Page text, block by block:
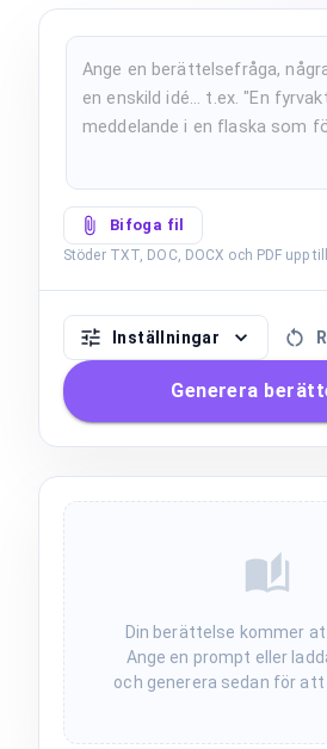
Bifoga fil
Stöder TXT, DOC, DOCX och PDF upp
Inställningar
Generera
Din berättelse kommer
Ange en prompt eller
och generera sedan för att